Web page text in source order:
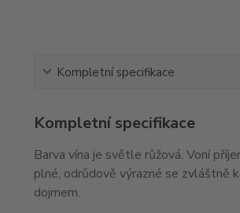
Kompletní specifikace
Kompletní specifikace
Barva vína je světle růžová. Voní
plné, odrůdově výrazné se zvláštně
dojmem.